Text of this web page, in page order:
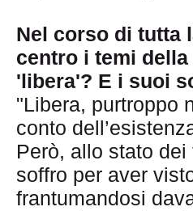
Nel corso di tutta
centro i temi
'libera'? E i suoi
"Libera, purtroppo
conto
Però, allo stato
soffro per aver
frantumandosi